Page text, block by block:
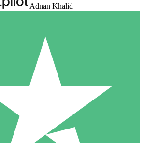
Adnan Khalid